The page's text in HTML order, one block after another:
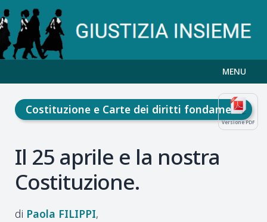
MENU
Versione PDF
Costituzione e Carte dei diritti fondamentali
Il 25 aprile e la nostra
Costituzione.
Paola FILIPPI